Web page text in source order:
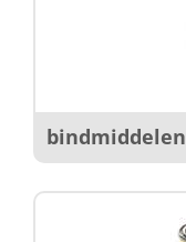
bindmiddelen